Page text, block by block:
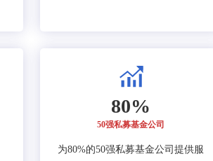
80%
50强私募基金公司
为80%的50强私募基金公司提供服